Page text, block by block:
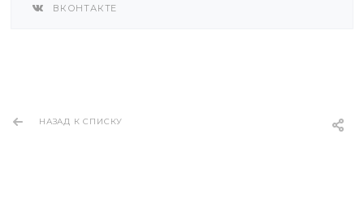
ВКОНТАКТЕ
НАЗАД К СПИСКУ